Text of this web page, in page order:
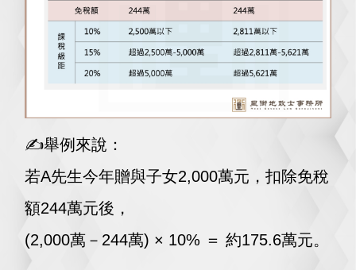
✍️舉例來說：
若A先生今年贈與子女2,000萬元，扣除免稅
額244萬元後，
(2,000萬－244萬) × 10% ＝ 約175.6萬元。